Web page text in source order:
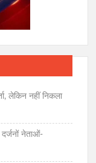
लेकिन नहीं निकला
दर्जनों नेताओं-